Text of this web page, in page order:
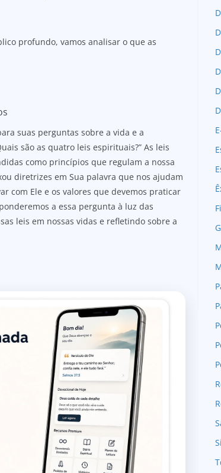
profundo, vamos analisar o que as
suas perguntas sobre a vida e a
são as quatro leis espirituais?” As leis
como princípios que regulam a nossa
diretrizes em Sua palavra que nos ajudam
com Ele e os valores que devemos praticar
a essa pergunta à luz das
leis em nossas vidas e refletindo sobre a